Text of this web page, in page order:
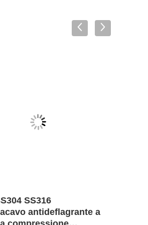
SS316
antideflagrante a